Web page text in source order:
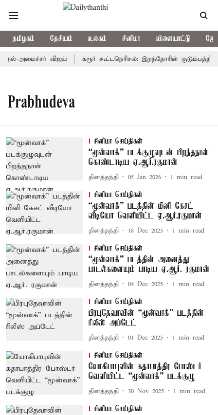
தமிழகம் தேசியம் உலகம் சினிமா விளையாட்டு
அமைச்சர் விஜய் கரூர் கூட்டநெரிசல்: இறந்தோரின்
Prabhudeva
சினிமா செய்திகள்
“மூன்வாக்” படக்குழுவுடன் பிறந்தநாள்
கொண்டாடிய ஏ.ஆர்.ரகுமான்
தினத்தந்தி 05 Jan 2026 1 min read
சினிமா செய்திகள்
“மூன்வாக்” படத்தின் மினி கேசட்
வீடியோ வெளியிட்ட ஏ.ஆர்.ரகுமான்
தினத்தந்தி 18 Dec 2025 1 min read
சினிமா செய்திகள்
“மூன்வாக்” படத்தின் அனைத்து
பாடல்களையும் பாடிய ஏ.ஆர். ரகுமான்
தினத்தந்தி 04 Dec 2025 1 min read
சினிமா செய்திகள்
பிரபுதேவாவின் “மூன்வாக்” படத்தின்
ரிலீஸ் அப்டேட்
தினத்தந்தி 01 Dec 2025 1 min read
சினிமா செய்திகள்
யோகிபாபுவின் கதாபாத்திர போஸ்டர்
வெளியிட்ட “மூன்வாக்” படக்குழு
தினத்தந்தி 30 Nov 2025 1 min read
சினிமா செய்திகள்